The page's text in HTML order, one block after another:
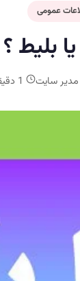
عمومی
بلیط ؟
مدیر سایت